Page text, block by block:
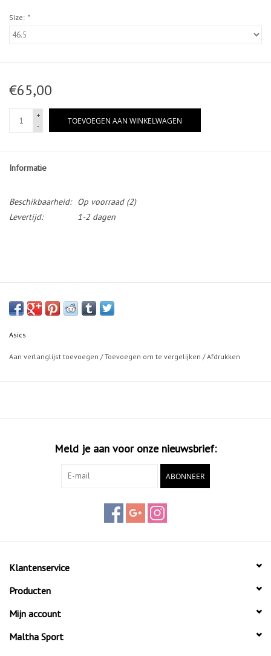
Size: *
€65,00
+
-
TOEVOEGEN AAN WINKELWAGEN
Informatie
Beschikbaarheid: Op voorraad(2)
Levertijd:
1-2 dagen
Asics
Aan verlanglijst toevoegen /Toevoegen om te vergelijken /Afdrukken
Meld je aan voor onze nieuwsbrief:
ABONNEER
Klantenservice
Producten
Mijn account
Maltha Sport